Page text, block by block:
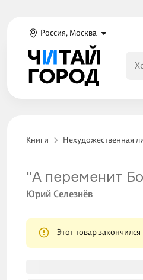
Россия, Москва
Книги Нехудожественная
"А переменит
Юрий Селезнёв
Этот товар закончился